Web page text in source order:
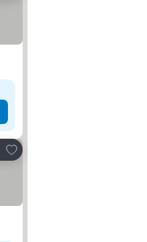
Hozzáadás a kedvencekhez